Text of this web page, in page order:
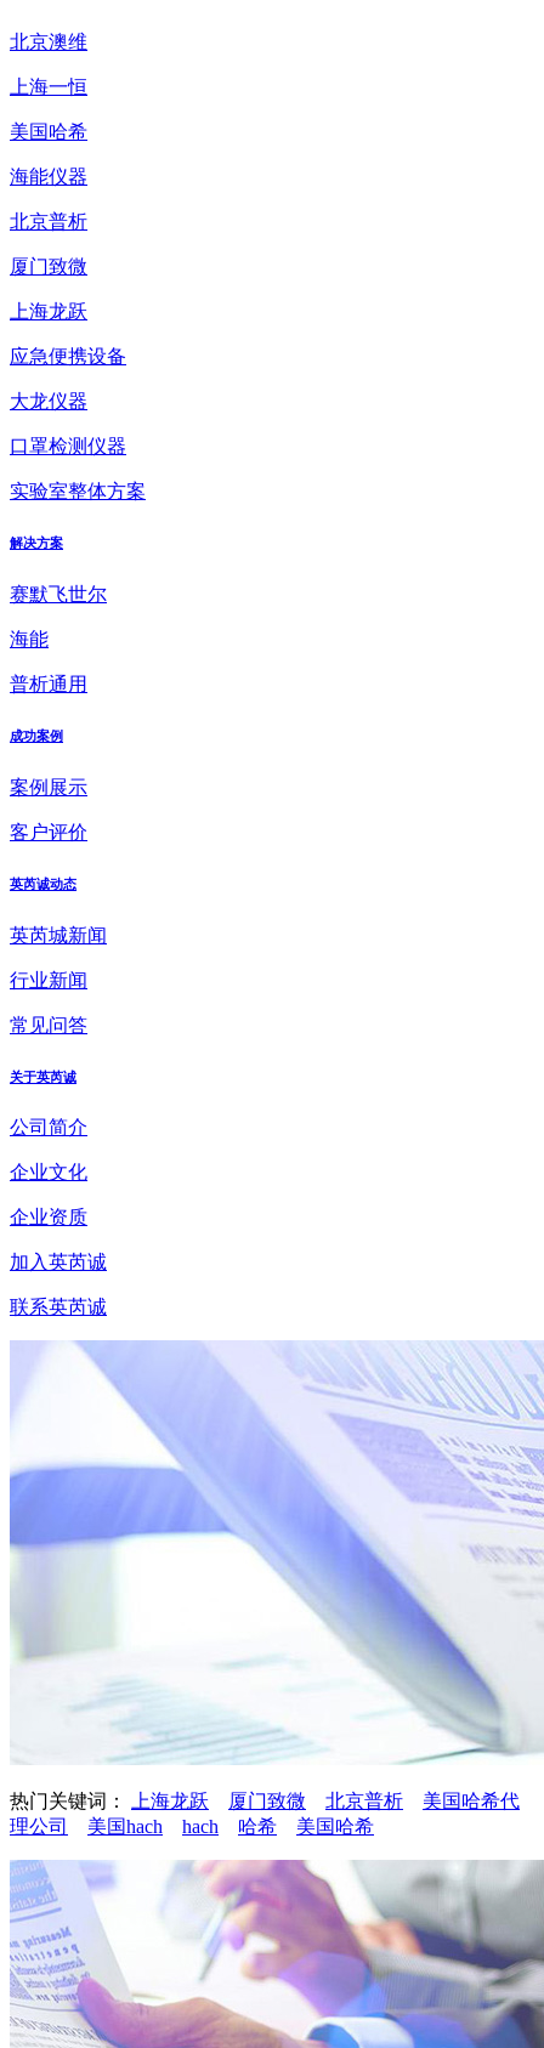
北京澳维
上海一恒
美国哈希
海能仪器
北京普析
厦门致微
上海龙跃
应急便携设备
大龙仪器
口罩检测仪器
实验室整体方案
解决方案
赛默飞世尔
海能
普析通用
成功案例
案例展示
客户评价
英芮诚动态
英芮城新闻
行业新闻
常见问答
关于英芮诚
公司简介
企业文化
企业资质
加入英芮诚
联系英芮诚
热门关键词： 上海龙跃 厦门致微 北京普析
美国哈希代
理公司
美国hach hach 哈希 美国哈希